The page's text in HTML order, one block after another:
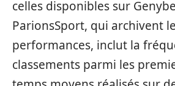
celles disponibles sur
ParionsSport, qui archivent
performances, inclut la
classements parmi les